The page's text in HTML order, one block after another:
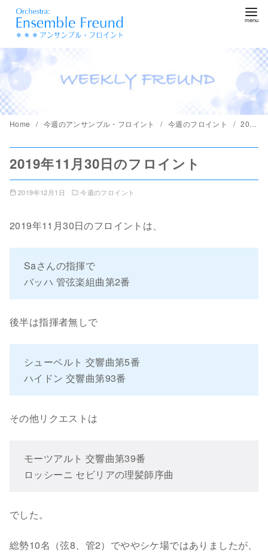
ツ
へ
移
Home 今週のアンサンブル・フロイント 今週のフロイント 2019年11月30日のフロイント
2019年11月30日のフロイント
2019年12月1日 今週のフロイント
2019年11月30日のフロイントは、
Saさんの指揮で
バッハ 管弦楽組曲第2番
後半は指揮者無しで
シューベルト 交響曲第5番
ハイドン 交響曲第93番
その他リクエストは
モーツアルト 交響曲第39番
ロッシーニ セビリアの理髪師序曲
でした。
総勢10名（弦8、管2）でややシケ場ではありましたが、